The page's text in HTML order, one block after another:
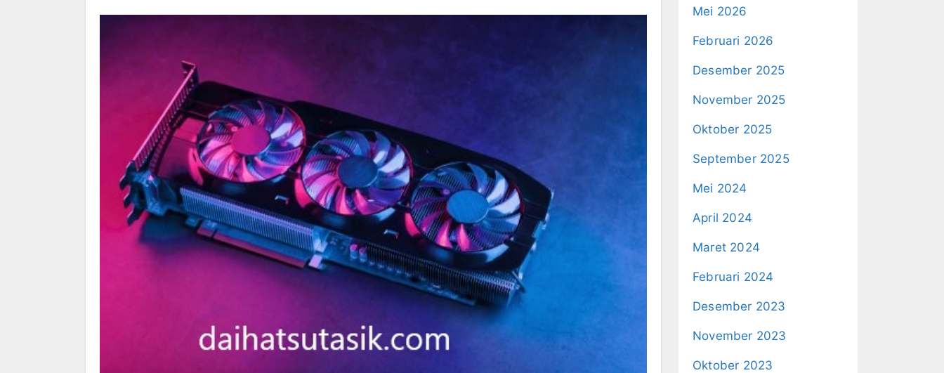
Mei 2026
Februari 2026
Desember 2025
November 2025
Oktober 2025
September 2025
Mei 2024
April 2024
Maret 2024
Februari 2024
Desember 2023
November 2023
Oktober 2023